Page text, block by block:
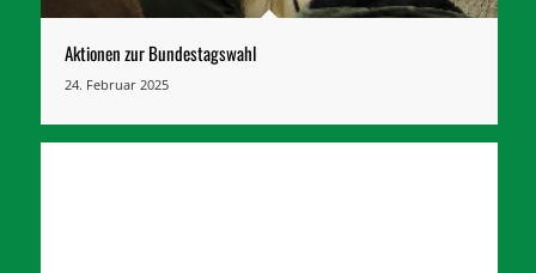
Aktionen zur Bundestagswahl
24. Februar 2025